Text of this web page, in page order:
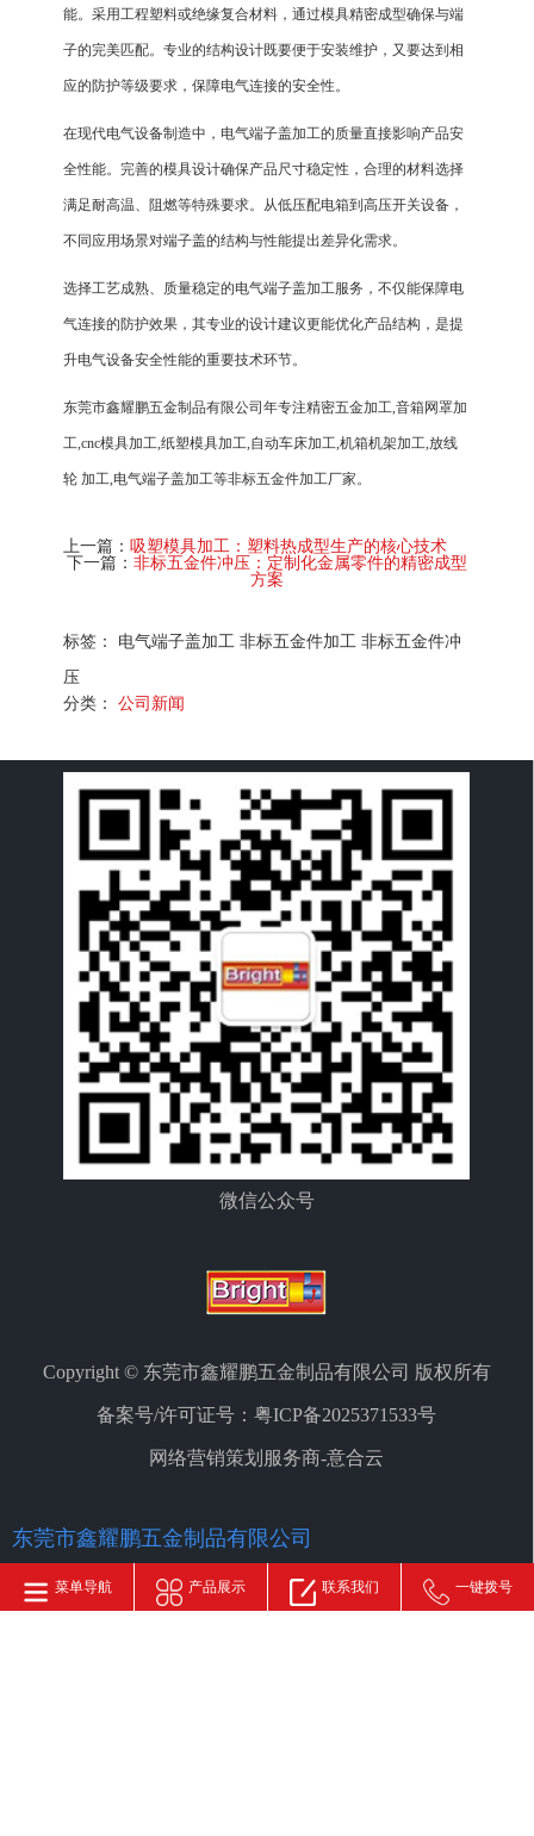
能。采用工程塑料或绝缘复合材料，通过模具精密成型确保与端
子的完美匹配。专业的结构设计既要便于安装维护，又要达到相
应的防护等级要求，保障电气连接的安全性。
在现代电气设备制造中，电气端子盖加工的质量直接影响产品安
全性能。完善的模具设计确保产品尺寸稳定性，合理的材料选择
满足耐高温、阻燃等特殊要求。从低压配电箱到高压开关设备，
不同应用场景对端子盖的结构与性能提出差异化需求。
选择工艺成熟、质量稳定的电气端子盖加工服务，不仅能保障电
气连接的防护效果，其专业的设计建议更能优化产品结构，是提
升电气设备安全性能的重要技术环节。
东莞市鑫耀鹏五金制品有限公司年专注精密五金加工,音箱网罩加
工,cnc模具加工,纸塑模具加工,自动车床加工,机箱机架加工,放线
轮 加工,电气端子盖加工等非标五金件加工厂家。
上一篇： 吸塑模具加工：塑料热成型生产的核心技术
下一篇： 非标五金件冲压：定制化金属零件的精密成型
方案
标签： 电气端子盖加工 非标五金件加工 非标五金件冲
压
分类： 公司新闻
微信公众号
Copyright © 东莞市鑫耀鹏五金制品有限公司 版权所有
备案号/许可证号： 粤ICP备2025371533号
网络营销策划服务商-意合云
东莞市鑫耀鹏五金制品有限公司
地址：广东省东莞市横沥镇西和路2号7号楼
菜单导航 产品展示 联系我们 一键拨号